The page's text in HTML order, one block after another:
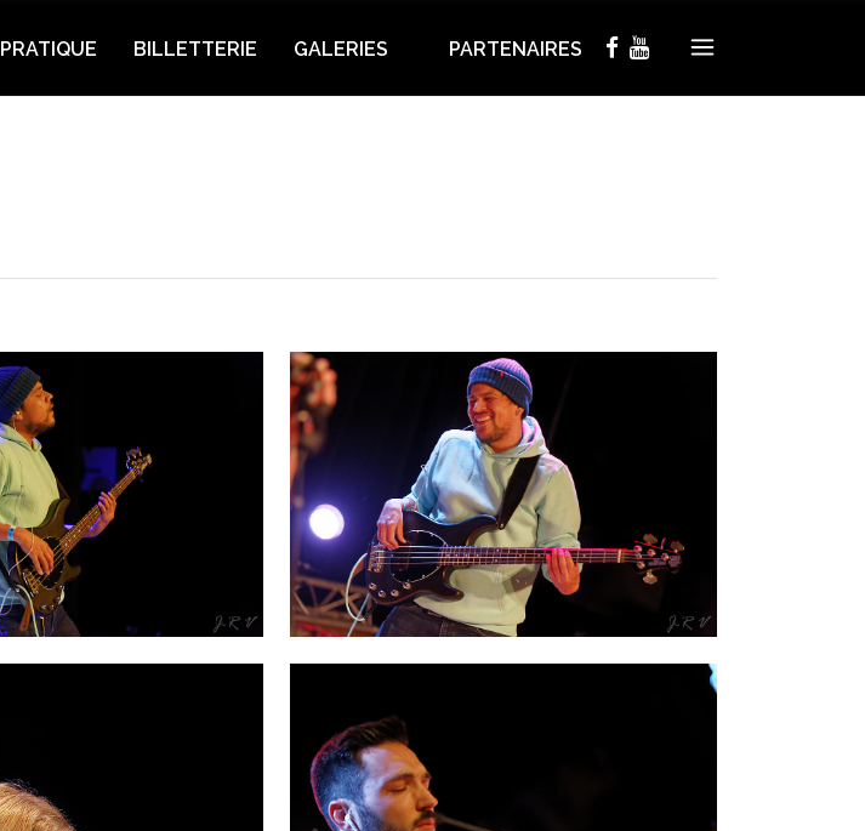
PRATIQUE BILLETTERIE GALERIES PARTENAIRES